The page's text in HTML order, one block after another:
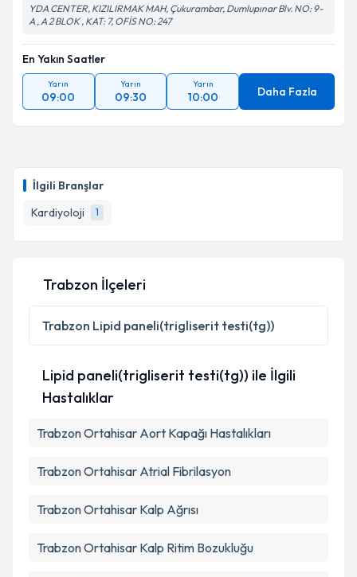
İlgili Branşlar
Kardiyoloji
1
YDA CENTER, KIZILIRMAK MAH, Çukurambar, Dumlupınar Blv. NO: 9-
A , A 2 BLOK , KAT: 7, OFİS NO: 247
En Yakın Saatler
Yarın
09:00
Yarın
09:30
Yarın
10:00 Daha Fazla
Trabzon İlçeleri
Trabzon Lipid paneli(trigliserit testi(tg))
Lipid paneli(trigliserit testi(tg)) ile İlgili
Hastalıklar
Trabzon Ortahisar Aort Kapağı Hastalıkları
Trabzon Ortahisar Atrial Fibrilasyon
Trabzon Ortahisar Kalp Ağrısı
Trabzon Ortahisar Kalp Ritim Bozukluğu